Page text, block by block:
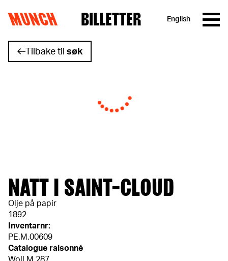
Hopp til innhold
MUNCH BILLETTER English
Tilbake til søk
NATT I SAINT-CLOUD
Olje på papir
1892
Inventarnr:
PE.M.00609
Catalogue raisonné